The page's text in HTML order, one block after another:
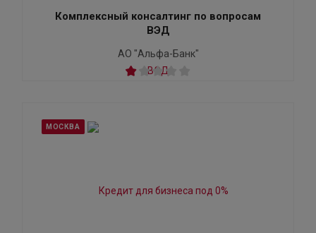
Комплексный консалтинг по вопросам
ВЭД
АО "Альфа-Банк"
МОСКВА